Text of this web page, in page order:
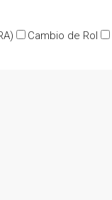
Cambio de Rol